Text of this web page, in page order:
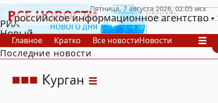
РИА
Новый
День
российское информационное агентство
Главное Кратко Все новостиНовости
В России
В мире
Последние новости
Курган